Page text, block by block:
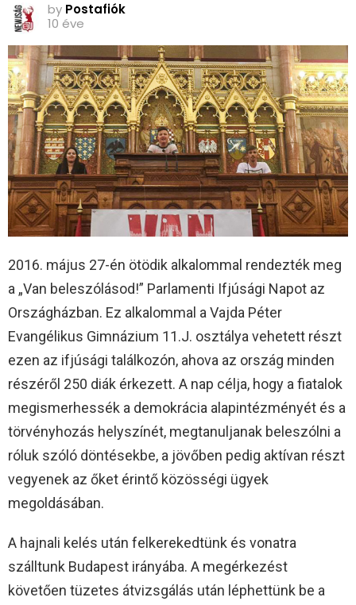
by Postafiók
10 éve
2016. május 27-én ötödik alkalommal rendezték meg
a „Van beleszólásod!” Parlamenti Ifjúsági Napot az
Országházban. Ez alkalommal a Vajda Péter
Evangélikus Gimnázium 11.J. osztálya vehetett részt
ezen az ifjúsági találkozón, ahova az ország minden
részéről 250 diák érkezett. A nap célja, hogy a fiatalok
megismerhessék a demokrácia alapintézményét és a
törvényhozás helyszínét, megtanuljanak beleszólni a
róluk szóló döntésekbe, a jövőben pedig aktívan részt
vegyenek az őket érintő közösségi ügyek
megoldásában.
A hajnali kelés után felkerekedtünk és vonatra
szálltunk Budapest irányába. A megérkezést
követően tüzetes átvizsgálás után léphettünk be a